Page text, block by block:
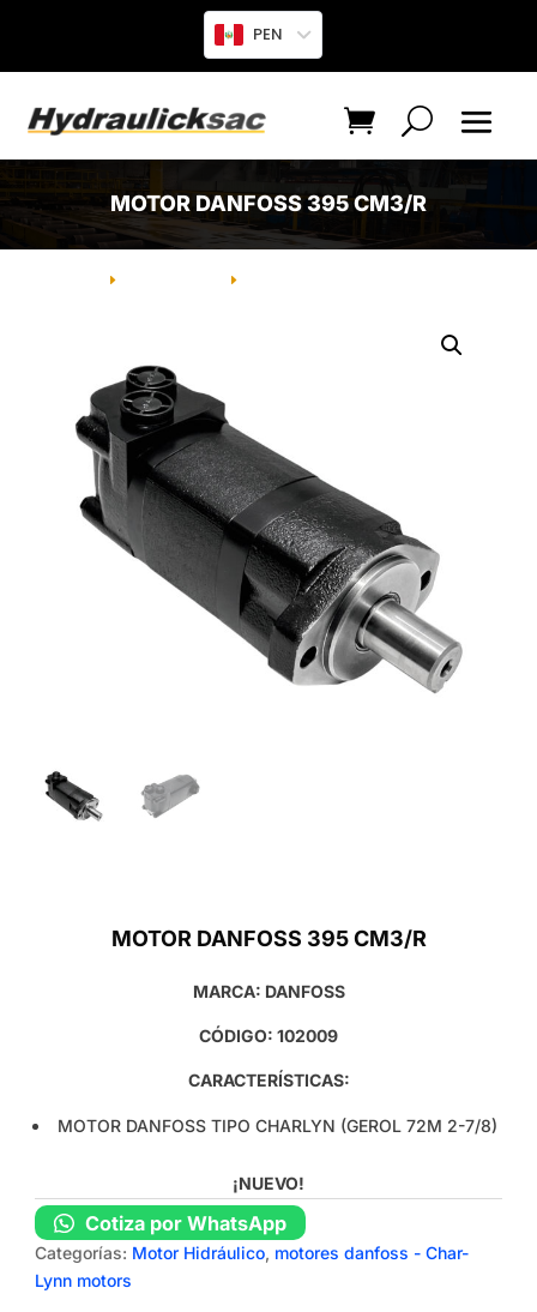
PEN
MOTOR DANFOSS 395 CM3/R
E E
MOTOR DANFOSS 395 CM3/R
MARCA: DANFOSS
CÓDIGO: 102009
CARACTERÍSTICAS:
MOTOR DANFOSS TIPO CHARLYN (GEROL 72M 2-7/8)
¡NUEVO!
Cotiza por WhatsApp
Categorías: Motor Hidráulico, motores danfoss - Char-
Lynn motors